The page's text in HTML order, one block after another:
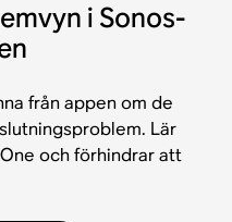
i Sonos-
från appen om de
Lär
och förhindrar att